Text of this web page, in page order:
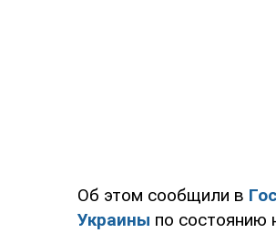
Об этом сообщили в
Украины по состоянию